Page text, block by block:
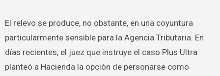
El relevo se produce, no obstante, en una coyuntura
particularmente sensible para la Agencia Tributaria. En
días recientes, el juez que instruye el caso Plus Ultra
planteó a Hacienda la opción de personarse como